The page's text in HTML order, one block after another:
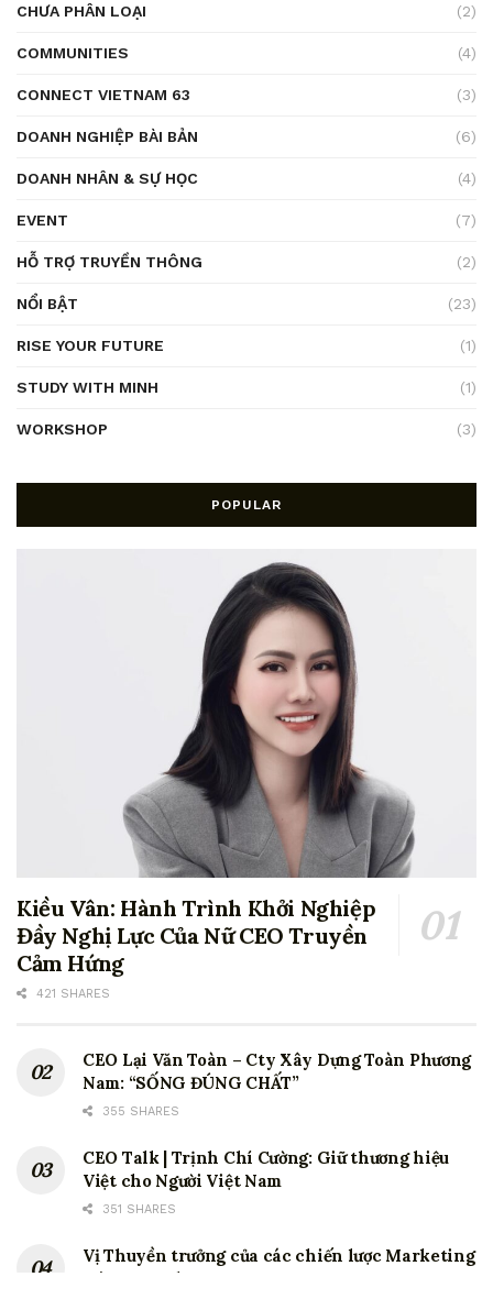
CHƯA PHÂN LOẠI (2)
COMMUNITIES (4)
CONNECT VIETNAM 63 (3)
DOANH NGHIỆP BÀI BẢN (6)
DOANH NHÂN & SỰ HỌC (4)
EVENT (7)
HỖ TRỢ TRUYỀN THÔNG (2)
NỔI BẬT (23)
RISE YOUR FUTURE (1)
STUDY WITH MINH (1)
WORKSHOP (3)
POPULAR
Kiều Vân: Hành Trình Khởi Nghiệp
Đầy Nghị Lực Của Nữ CEO Truyền
Cảm Hứng
421 SHARES
CEO Lại Văn Toàn – Cty Xây Dựng Toàn Phương
Nam: “SỐNG ĐÚNG CHẤT”
355 SHARES
CEO Talk | Trịnh Chí Cường: Giữ thương hiệu
Việt cho Người Việt Nam
351 SHARES
Vị Thuyền trưởng của các chiến lược Marketing
tại Coca Cola.